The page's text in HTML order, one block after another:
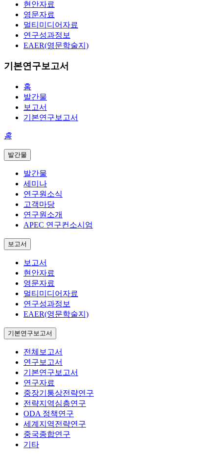
현안자료
영문자료
멀티미디어자료
연구성과정보
EAER(영문학술지)
기본연구보고서
홈
발간물
보고서
기본연구보고서
홈
발간물
발간물
세미나
연구원소식
고객마당
연구원소개
APEC 연구컨소시엄
보고서
보고서
현안자료
영문자료
멀티미디어자료
연구성과정보
EAER(영문학술지)
기본연구보고서
전체보고서
연구보고서
기본연구보고서
연구자료
중장기통상전략연구
전략지역심층연구
ODA 정책연구
세계지역전략연구
중국종합연구
기타